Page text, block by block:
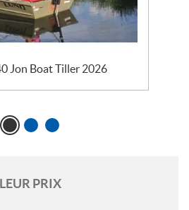
Jon Boat Tiller 2026
PRIX